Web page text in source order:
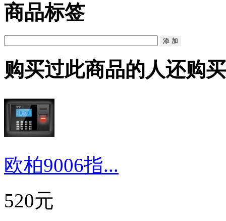
商品标签
购买过此商品的人还购
欧柏9006指...
520元